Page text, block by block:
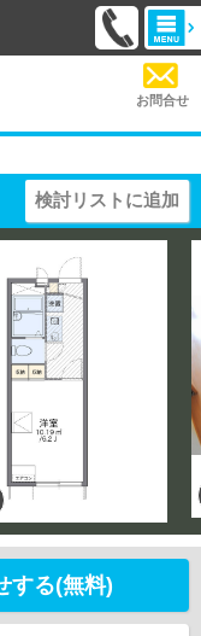
お問合せ
検討リストに追加
する(無料)